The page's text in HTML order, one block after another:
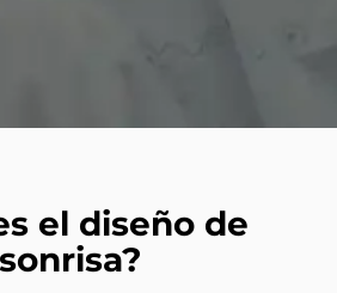
el diseño de
sonrisa?